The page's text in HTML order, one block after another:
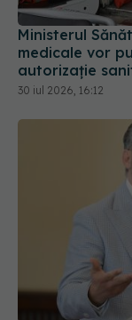
30 iul 2026, 16:12
Prof. dr.
Editorial al
Portfolio
05 aug 2026, 21:09